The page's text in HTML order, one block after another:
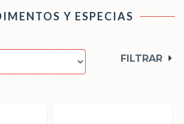
Y ESPECIAS
FILTRAR